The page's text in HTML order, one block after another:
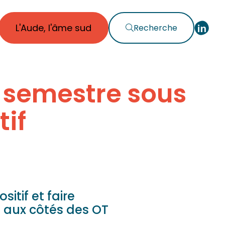
L'Aude, l'âme sud Recherche
sous
et faire
aux côtés des OT